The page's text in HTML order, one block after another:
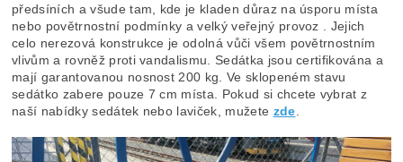
předsíních a všude tam, kde je kladen důraz na úsporu místa
nebo povětrnostní podmínky a velký veřejný provoz . Jejich
celo nerezová konstrukce je odolná vůči všem povětrnostním
vlivům a rovněž proti vandalismu. Sedátka jsou certifikována a
mají garantovanou nosnost 200 kg. Ve sklopeném stavu
sedátko zabere pouze 7 cm místa. Pokud si chcete vybrat z
naší nabídky sedátek nebo laviček, mužete zde